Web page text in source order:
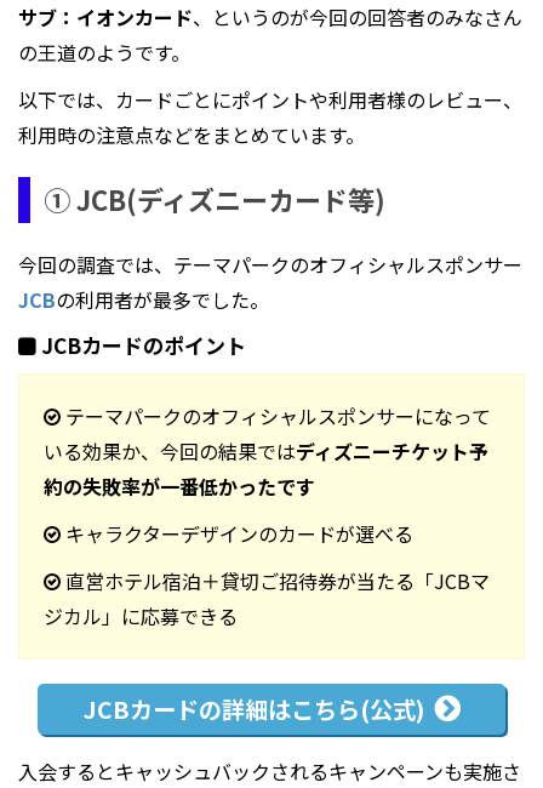
サブ：イオンカード、というのが今回の回答者のみなさん
の王道のようです。
以下では、カードごとにポイントや利用者様のレビュー、
利用時の注意点などをまとめています。
① JCB(ディズニーカード等)
今回の調査では、テーマパークのオフィシャルスポンサー
JCBの利用者が最多でした。
JCBカードのポイント
テーマパークのオフィシャルスポンサーになって
いる効果か、今回の結果ではディズニーチケット予
約の失敗率が一番低かったです
キャラクターデザインのカードが選べる
直営ホテル宿泊＋貸切ご招待券が当たる「JCBマ
ジカル」に応募できる
JCBカードの詳細はこちら(公式)
入会するとキャッシュバックされるキャンペーンも実施さ